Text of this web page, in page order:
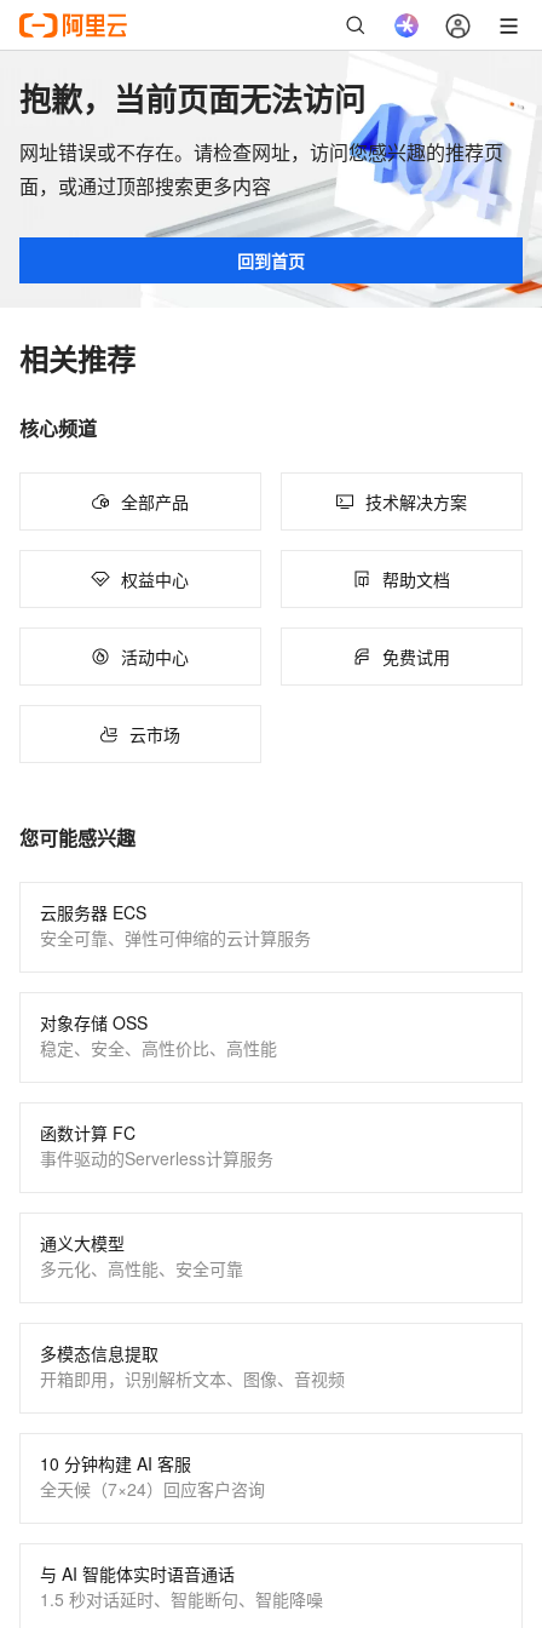
抱歉，当前页面无法访问
网址错误或不存在。请检查网址，访问您感兴趣的推荐页
面，或通过顶部搜索更多内容
回到首页
相关推荐
核心频道
全部产品 技术解决方案
权益中心 帮助文档
活动中心 免费试用
云市场
您可能感兴趣
云服务器 ECS
安全可靠、弹性可伸缩的云计算服务
对象存储 OSS
稳定、安全、高性价比、高性能
函数计算 FC
事件驱动的Serverless计算服务
通义大模型
多元化、高性能、安全可靠
多模态信息提取
开箱即用，识别解析文本、图像、音视频
10 分钟构建 AI 客服
全天候（7×24）回应客户咨询
与 AI 智能体实时语音通话
1.5 秒对话延时、智能断句、智能降噪